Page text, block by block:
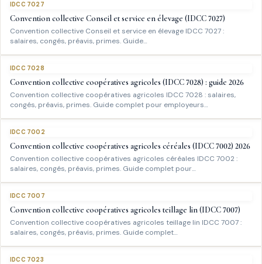
IDCC 7027
Convention collective Conseil et service en élevage (IDCC 7027)
Convention collective Conseil et service en élevage IDCC 7027 :
salaires, congés, préavis, primes. Guide…
IDCC 7028
Convention collective coopératives agricoles (IDCC 7028) : guide 2026
Convention collective coopératives agricoles IDCC 7028 : salaires,
congés, préavis, primes. Guide complet pour employeurs…
IDCC 7002
Convention collective coopératives agricoles céréales (IDCC 7002) 2026
Convention collective coopératives agricoles céréales IDCC 7002 :
salaires, congés, préavis, primes. Guide complet pour…
IDCC 7007
Convention collective coopératives agricoles teillage lin (IDCC 7007)
Convention collective coopératives agricoles teillage lin IDCC 7007 :
salaires, congés, préavis, primes. Guide complet…
IDCC 7023